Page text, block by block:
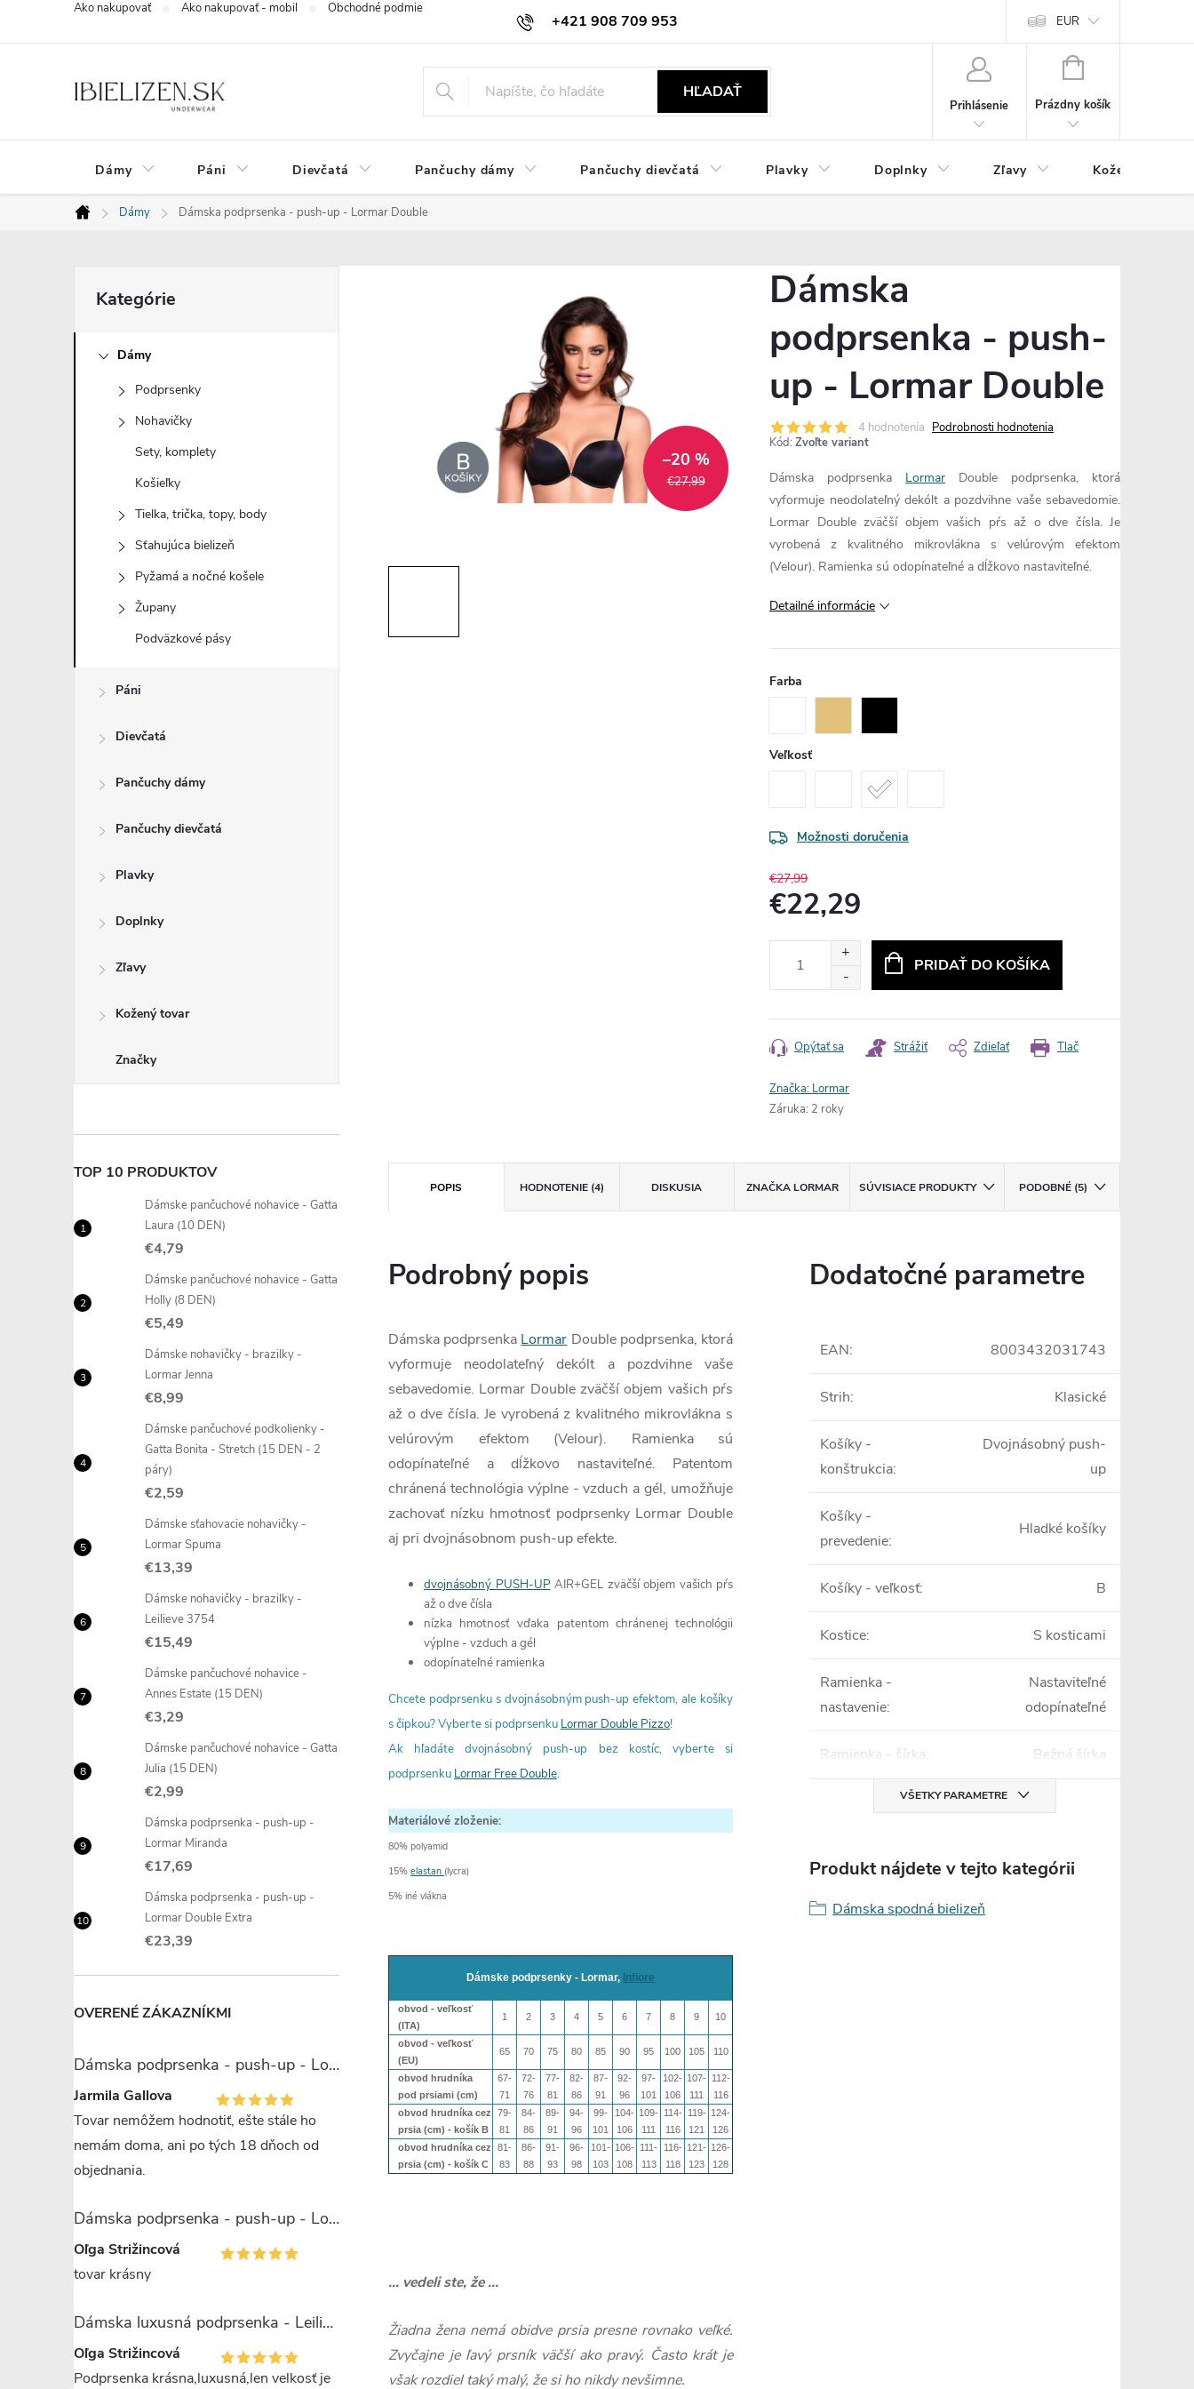
+421 908 709 953
objednavky@ibielizen.sk
Ako nakupovať Ako nakupovať - mobil Obchodné podmienky
EUR
HĽADAŤ
Prihlásenie
NÁKUPNÝ
Prázdny košík
Dámy Páni Dievčatá Pančuchy dámy Pančuchy dievčatá Plavky Doplnky Zľavy Kožený tovar
Domov
Dámy Dámska podprsenka - push-up - Lormar Double
o
kategórie
Kategórie
Dámy
Podprsenky
Nohavičky
Sety, komplety
Košieľky
Tielka, trička, topy, body
Sťahujúca bielizeň
Pyžamá a nočné košele
Župany
Podväzkové pásy
Páni
Dievčatá
Pančuchy dámy
Pančuchy dievčatá
Plavky
Doplnky
Zľavy
Kožený tovar
Značky
TOP 10 PRODUKTOV
Dámske pančuchové nohavice - Gatta
Laura (10 DEN)
€4,79
Dámske pančuchové nohavice - Gatta
Holly (8 DEN)
€5,49
Dámske nohavičky - brazilky -
Lormar Jenna
€8,99
Dámske pančuchové podkolienky -
Gatta Bonita - Stretch (15 DEN - 2
páry)
€2,59
Dámske sťahovacie nohavičky -
Lormar Spuma
€13,39
Dámske nohavičky - brazilky -
Leilieve 3754
€15,49
Dámske pančuchové nohavice -
Annes Estate (15 DEN)
€3,29
Dámske pančuchové nohavice - Gatta
Julia (15 DEN)
€2,99
Dámska podprsenka - push-up -
Lormar Miranda
€17,69
Dámska podprsenka - push-up -
Lormar Double Extra
€23,39
OVERENÉ ZÁKAZNÍKMI
Dámska podprsenka - push-up - Lormar Miranda
Jarmila Gallova
Tovar nemôžem hodnotiť, ešte stále ho
nemám doma, ani po tých 18 dňoch od
objednania.
Dámska podprsenka - push-up - Lormar Saten Soft up
Oľga Strižincová
tovar krásny
Dámska luxusná podprsenka - Leilieve 7743
Oľga Strižincová
Podprsenka krásna,luxusná,len velkosť je
€27,99
–20 %
Dámska
podprsenka - push-
up - Lormar Double
4 hodnotenia Podrobnosti hodnotenia
Kód: Zvoľte variant
Dámska podprsenka Lormar Double podprsenka, ktorá
vyformuje neodolateľný dekólt a pozdvihne vaše sebavedomie.
Lormar Double zväčší objem vašich pŕs až o dve čísla. Je
vyrobená z kvalitného mikrovlákna s velúrovým efektom
(Velour). Ramienka sú odopínateľné a dĺžkovo nastaviteľné.
Detailné informácie
Farba
Veľkosť
Možnosti doručenia
€27,99
€22,29
PRIDAŤ DO KOŠÍKA
Tlač
Opýtať sa Strážiť Zdieľať
Značka: Lormar
Záruka: 2 roky
POPIS HODNOTENIE (4) DISKUSIA ZNAČKALORMAR SÚVISIACE PRODUKTY PODOBNÉ (5)
Podrobný popis
Dámska podprsenka Lormar Double podprsenka, ktorá
vyformuje neodolateľný dekólt a pozdvihne vaše
sebavedomie. Lormar Double zväčší objem vašich pŕs
až o dve čísla. Je vyrobená z kvalitného mikrovlákna s
velúrovým efektom (Velour). Ramienka sú
odopínateľné a dĺžkovo nastaviteľné. Patentom
chránená technológia výplne - vzduch a gél, umožňuje
zachovať nízku hmotnosť podprsenky Lormar Double
aj pri dvojnásobnom push-up efekte.
dvojnásobný PUSH-UP AIR+GEL zväčší objem vašich pŕs
až o dve čísla
nízka hmotnosť vďaka patentom chránenej technológii
výplne - vzduch a gél
odopínateľné ramienka
Chcete podprsenku s dvojnásobným push-up efektom, ale košíky
s čipkou? Vyberte si podprsenku Lormar Double Pizzo!
Ak hľadáte dvojnásobný push-up bez kostíc, vyberte si
podprsenku Lormar Free Double.
Materiálové zloženie:
80% polyamid
15% elastan (lycra)
5% iné vlákna
Dámske podprsenky - Lormar, Infiore
obvod - veľkosť
(ITA)
1 2 3 4 5 6 7 8 9 10
obvod - veľkosť
(EU)
65 70 75 80 85 90 95 100 105 110
obvod hrudníka
pod prsiami (cm)
67-
71
72-
76
77-
81
82-
86
87-
91
92-
96
97-
101
102-
106
107-
111
112-
116
obvod hrudníka cez
prsia (cm) - košík B
79-
81
84-
86
89-
91
94-
96
99-
101
104-
106
109-
111
114-
116
119-
121
124-
126
obvod hrudníka cez
prsia (cm) - košík C
81-
83
86-
88
91-
93
96-
98
101-
103
106-
108
111-
113
116-
118
121-
123
126-
128
... vedeli ste, že ...
Žiadna žena nemá obidve prsia presne rovnako veľké.
Zvyčajne je ľavý prsník väčší ako pravý. Často krát je
však rozdiel taký malý, že si ho nikdy nevšimne.
Dodatočné parametre
EAN: 8003432031743
Strih: Klasické
Košíky -
konštrukcia:
Dvojnásobný push-
up
Košíky -
prevedenie:
Hladké košíky
Košíky - veľkosť: B
Kostice: S kosticami
Ramienka -
nastavenie:
Nastaviteľné
odopínateľné
Ramienka - šírka: Bežná šírka
VŠETKY PARAMETRE
Produkt nájdete v tejto kategórii
Dámska spodná bielizeň